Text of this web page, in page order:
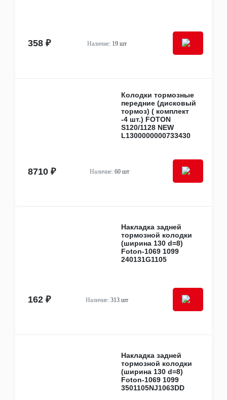
358 ₽ Наличие: 19 шт
Колодки тормозные
передние (дисковый
тормоз) ( комплект
-4 шт.) FOTON
S120/1128 NEW
L1300000000733430
8710 ₽ Наличие: 60 шт
Накладка задней
тормозной колодки
(ширина 130 d=8)
Foton-1069 1099
240131G1105
162 ₽ Наличие: 313 шт
Накладка задней
тормозной колодки
(ширина 130 d=8)
Foton-1069 1099
3501105NJ1063DD